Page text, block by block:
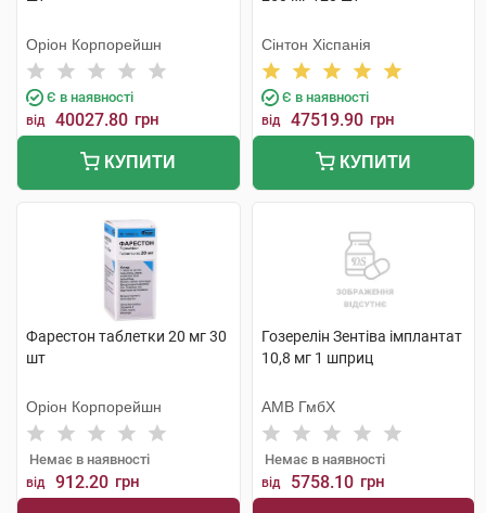
Оріон Корпорейшн
Є в наявності
від 40027.80 грн
КУПИТИ
Сінтон Хіспанія
Є в наявності
від 47519.90 грн
КУПИТИ
Фарестон таблетки 20 мг 30
шт
Оріон Корпорейшн
Немає в наявності
від 912.20 грн
Гозерелін Зентіва імплантат
10,8 мг 1 шприц
АМВ ГмбХ
Немає в наявності
від 5758.10 грн